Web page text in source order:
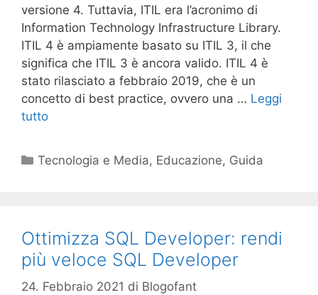
versione 4. Tuttavia, ITIL era l’acronimo di
Information Technology Infrastructure Library.
ITIL 4 è ​​ampiamente basato su ITIL 3, il che
significa che ITIL 3 è ancora valido. ITIL 4 è ​​
stato rilasciato a febbraio 2019, che è un
concetto di best practice, ovvero una … Leggi
tutto
Categorie
Tecnologia e Media, Educazione, Guida
Ottimizza SQL Developer: rendi
più veloce SQL Developer
24. Febbraio 2021 di Blogofant